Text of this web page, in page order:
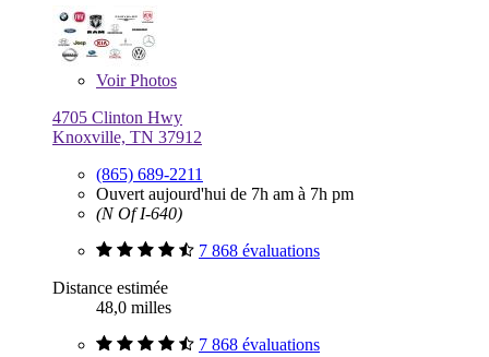
VoirPhotos
4705 Clinton Hwy
Knoxville, TN 37912
(865) 689-2211
Ouvert aujourd'hui de 7h am à 7h pm
(N Of I-640)
7 868 évaluations
Distance estimée
48,0 milles
7 868 évaluations